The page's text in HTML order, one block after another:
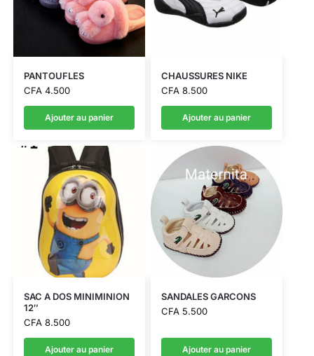
PANTOUFLES
CFA4.500
Ajouter au panier
CHAUSSURES NIKE
CFA8.500
Ajouter au panier
SAC A DOS MINIMINION
12″
CFA8.500
Ajouter au panier
SANDALES GARCONS
CFA5.500
Ajouter au panier